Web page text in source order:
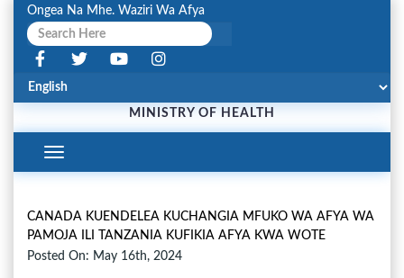
Ongea Na Mhe. Waziri Wa Afya
MINISTRY OF HEALTH
Toggle
Navigation
CANADA KUENDELEA KUCHANGIA MFUKO WA AFYA WA
PAMOJA ILI TANZANIA KUFIKIA AFYA KWA WOTE
Posted On: May 16th, 2024